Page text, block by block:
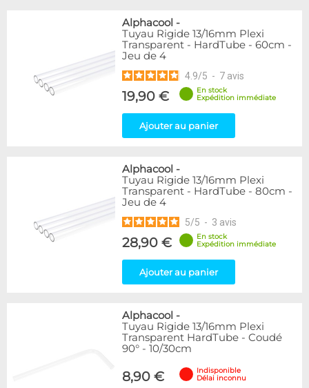
Alphacool -
Tuyau Rigide 13/16mm Plexi
Transparent - HardTube - 60cm -
Jeu de 4
4.9/5 - 7 avis
19,90 €
En stock
Expédition immédiate
Ajouter au panier
Alphacool -
Tuyau Rigide 13/16mm Plexi
Transparent - HardTube - 80cm -
Jeu de 4
5/5 - 3 avis
28,90 €
En stock
Expédition immédiate
Ajouter au panier
Alphacool -
Tuyau Rigide 13/16mm Plexi
Transparent HardTube - Coudé
90° - 10/30cm
8,90 €
Indisponible
Délai inconnu